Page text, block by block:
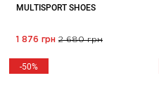
MULTISPORT SHOES
1 876 грн 2 680 грн
-50%